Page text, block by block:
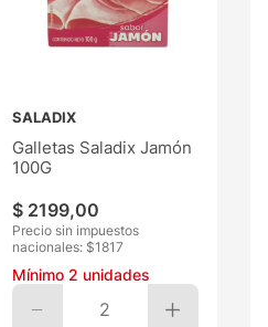
SALADIX
Galletas Saladix Jamón
100G
$ 2199,00
Precio sin impuestos
nacionales: $1817
Mínimo 2 unidades
2